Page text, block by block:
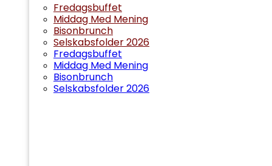
Fredagsbuffet
Middag Med Mening
Bisonbrunch
Selskabsfolder 2026
Fredagsbuffet
Middag Med Mening
Bisonbrunch
Selskabsfolder 2026